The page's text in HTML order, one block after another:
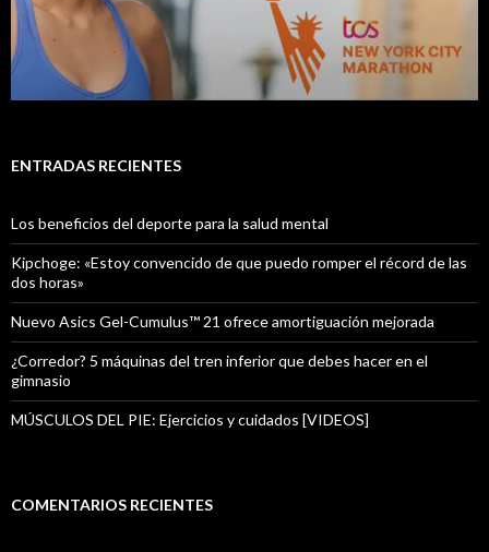
ENTRADAS RECIENTES
Los beneficios del deporte para la salud mental
Kipchoge: «Estoy convencido de que puedo romper el récord de las
dos horas»
Nuevo Asics Gel-Cumulus™ 21 ofrece amortiguación mejorada
¿Corredor? 5 máquinas del tren inferior que debes hacer en el
gimnasio
MÚSCULOS DEL PIE: Ejercicios y cuidados [VIDEOS]
COMENTARIOS RECIENTES